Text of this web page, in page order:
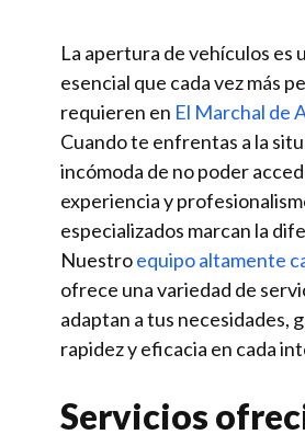
La apertura de vehículos es
esencial que cada vez más
requieren en El Marchal de
Cuando te enfrentas a la
incómoda de no poder
experiencia y
especializados marcan la
Nuestroequipo altamente
ofrece una variedad de
adaptan a tus necesidades,
rapidez y eficacia en cada
Servicios